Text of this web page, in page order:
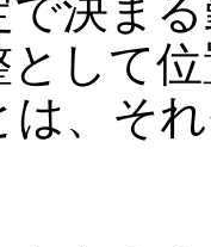
で決ま
して
は、そ